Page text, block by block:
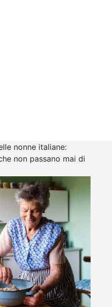
nonne italiane:
non passano mai di